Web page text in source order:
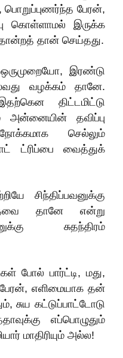
பொறுப்புணர்ந்த பேரன்,
கொள்ளாமல் இருக்க
தான் செய்தது.
இரண்டு
வழக்கம் தானே.
திட்டமிட்டு
அன்னையின் தவிப்பு
செல்லும்
ட்ரிப்பை வைத்துக்
சிந்திப்பவனுக்கு
தானே என்று
சுதந்திரம்
போல் பார்ட்டி, மது,
பேரன், எளிமையாக தன்
சுய கட்டுப்பாட்டோடு
எப்பொழுதும்
மாதிரியும் அல்ல!